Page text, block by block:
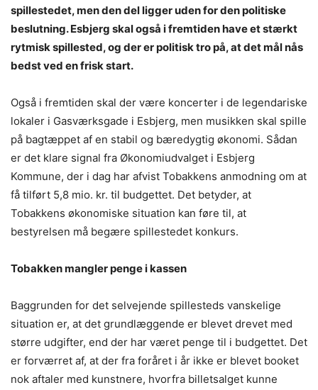
spillestedet, men den del ligger uden for den politiske
beslutning. Esbjerg skal også i fremtiden have et stærkt
rytmisk spillested, og der er politisk tro på, at det mål nås
bedst ved en frisk start.
Også i fremtiden skal der være koncerter i de legendariske
lokaler i Gasværksgade i Esbjerg, men musikken skal spille
på bagtæppet af en stabil og bæredygtig økonomi. Sådan
er det klare signal fra Økonomiudvalget i Esbjerg
Kommune, der i dag har afvist Tobakkens anmodning om at
få tilført 5,8 mio. kr. til budgettet. Det betyder, at
Tobakkens økonomiske situation kan føre til, at
bestyrelsen må begære spillestedet konkurs.
Tobakken mangler penge i kassen
Baggrunden for det selvejende spillesteds vanskelige
situation er, at det grundlæggende er blevet drevet med
større udgifter, end der har været penge til i budgettet. Det
er forværret af, at der fra foråret i år ikke er blevet booket
nok aftaler med kunstnere, hvorfra billetsalget kunne